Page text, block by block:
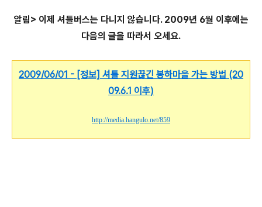
알림> 이제 셔틀버스는 다니지 않습니다. 2009년 6월 이후에는
다음의 글을 따라서 오세요.
2009/06/01 - [정보] 셔틀 지원끊긴 봉하마을 가는 방법 (20
09.6.1 이후)
http://media.hangulo.net/859